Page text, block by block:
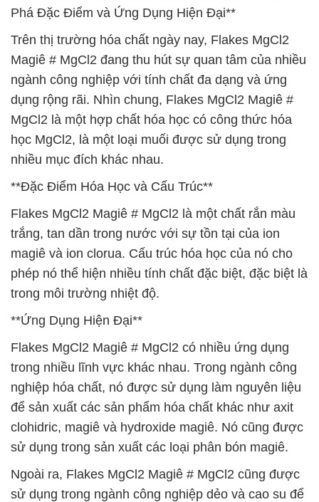
Phá Đặc Điểm và Ứng Dụng Hiện Đại**
Trên thị trường hóa chất ngày nay, Flakes MgCl2
Magiê # MgCl2 đang thu hút sự quan tâm của nhiều
ngành công nghiệp với tính chất đa dạng và ứng
dụng rộng rãi. Nhìn chung, Flakes MgCl2 Magiê #
MgCl2 là một hợp chất hóa học có công thức hóa
học MgCl2, là một loại muối được sử dụng trong
nhiều mục đích khác nhau.
**Đặc Điểm Hóa Học và Cấu Trúc**
Flakes MgCl2 Magiê # MgCl2 là một chất rắn màu
trắng, tan dần trong nước với sự tồn tại của ion
magiê và ion clorua. Cấu trúc hóa học của nó cho
phép nó thể hiện nhiều tính chất đặc biệt, đặc biệt là
trong môi trường nhiệt độ.
**Ứng Dụng Hiện Đại**
Flakes MgCl2 Magiê # MgCl2 có nhiều ứng dụng
trong nhiều lĩnh vực khác nhau. Trong ngành công
nghiệp hóa chất, nó được sử dụng làm nguyên liệu
để sản xuất các sản phẩm hóa chất khác như axit
clohidric, magiê và hydroxide magiê. Nó cũng được
sử dụng trong sản xuất các loại phân bón magiê.
Ngoài ra, Flakes MgCl2 Magiê # MgCl2 cũng được
sử dụng trong ngành công nghiệp dẻo và cao su để